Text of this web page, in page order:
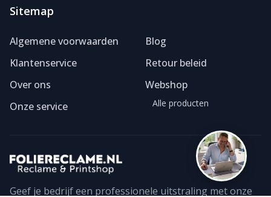
Sitemap
Algemene voorwaarden
Klantenservice
Over ons
Onze service
Blog
Retour beleid
Webshop
Alle producten
Geef je bedrijf een professionele uitstraling met onze